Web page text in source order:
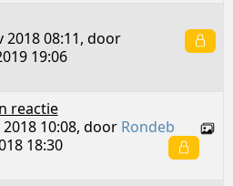
2018 08:11, door
19:06
reactie
10:08, door Rondeb
18:30